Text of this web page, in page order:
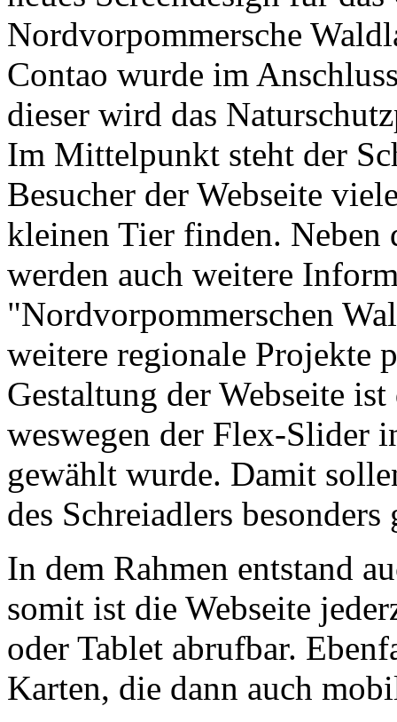
Nordvorpommersche
Contao wurde im
dieser wird das
Im Mittelpunkt steht der
Besucher der Webseite
kleinen Tier finden. Neben
werden auch weitere
"Nordvorpommerschen
weitere regionale Projekte
Gestaltung der Webseite
weswegen der Flex-Slider
gewählt wurde. Damit
des Schreiadlers
In dem Rahmen entstand
somit ist die Webseite
oder Tablet abrufbar.
Karten, die dann auch